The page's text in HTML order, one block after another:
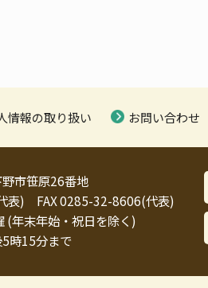
情報の取り扱い お問い合わせ
市笹原26番地
表) FAX 0285-32-8606(代表)
(年末年始・祝日を除く)
時15分まで